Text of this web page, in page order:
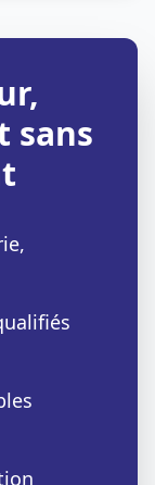
sans